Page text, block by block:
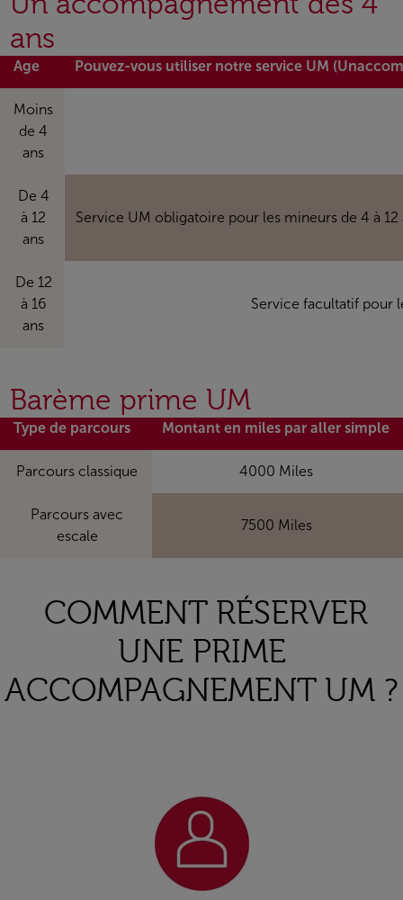
ans
Age Pouvez-vous utiliser notre service UM
Moins
de 4
ans
De 4
à 12
ans
Service UM obligatoire pour les mineurs de 4 à
De 12
à 16
ans
Service facultatif pour
Barème prime UM
Type de parcours Montant en miles par aller simple
Parcours classique 4000 Miles
Parcours avec
escale
7500 Miles
COMMENT RÉSERVER
UNE PRIME
ACCOMPAGNEMENT UM ?